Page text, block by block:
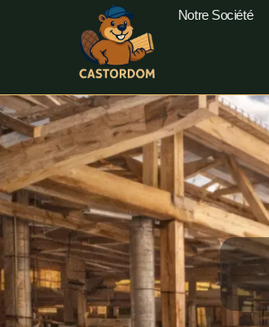
Notre Société